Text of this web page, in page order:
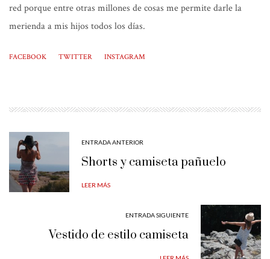
red porque entre otras millones de cosas me permite darle la
merienda a mis hijos todos los días.
FACEBOOK TWITTER INSTAGRAM
ENTRADA ANTERIOR
Shorts y camiseta pañuelo
LEER MÁS
ENTRADA SIGUIENTE
Vestido de estilo camiseta
LEER MÁS